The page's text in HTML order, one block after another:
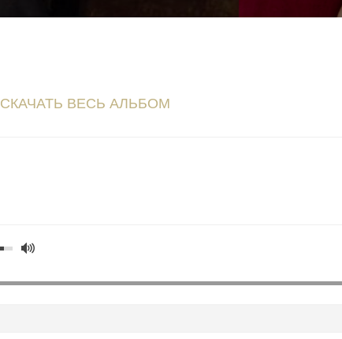
СКАЧАТЬ ВЕСЬ АЛЬБОМ